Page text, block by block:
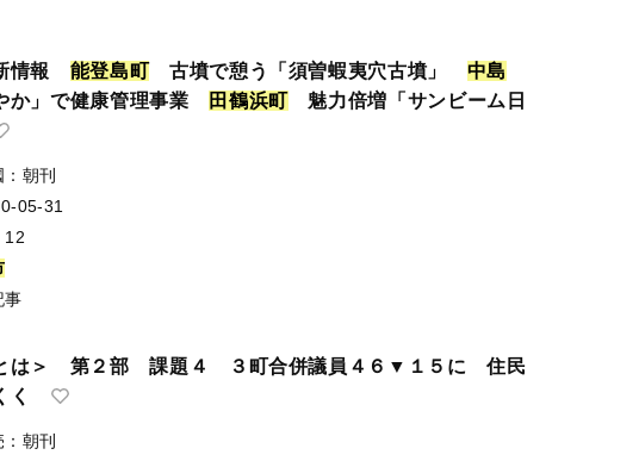
情報 能登島町古墳で憩う「須曽蝦夷穴古墳」 中島
」で健康管理事業 田 鶴浜町魅力倍増「サンビーム日
朝刊
05-31
12
事
とは＞ 第２部 課題４ ３町合併議員４６▼１５に 住民
く
朝刊